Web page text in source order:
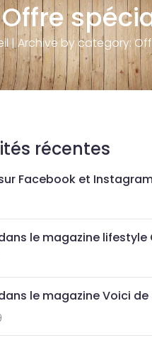
Offre
| Archive by category:
récentes
Facebook et
le magazine lifestyle
le magazine Voici de